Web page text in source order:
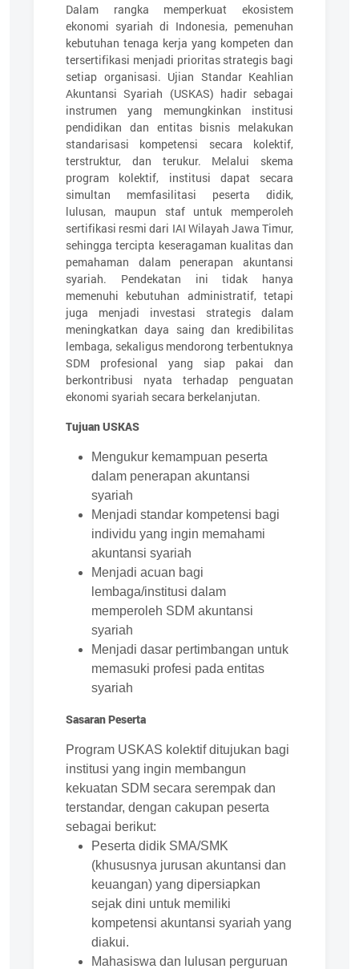
Dalam rangka memperkuat ekosistem
ekonomi syariah di Indonesia, pemenuhan
kebutuhan tenaga kerja yang kompeten dan
tersertifikasi menjadi prioritas strategis bagi
setiap organisasi. Ujian Standar Keahlian
Akuntansi Syariah (USKAS) hadir sebagai
instrumen yang memungkinkan institusi
pendidikan dan entitas bisnis melakukan
standarisasi kompetensi secara kolektif,
terstruktur, dan terukur. Melalui skema
program kolektif, institusi dapat secara
simultan memfasilitasi peserta didik,
lulusan, maupun staf untuk memperoleh
sertifikasi resmi dari IAI Wilayah Jawa Timur,
sehingga tercipta keseragaman kualitas dan
pemahaman dalam penerapan akuntansi
syariah. Pendekatan ini tidak hanya
memenuhi kebutuhan administratif, tetapi
juga menjadi investasi strategis dalam
meningkatkan daya saing dan kredibilitas
lembaga, sekaligus mendorong terbentuknya
SDM profesional yang siap pakai dan
berkontribusi nyata terhadap penguatan
ekonomi syariah secara berkelanjutan.
Tujuan USKAS
Mengukur kemampuan peserta
dalam penerapan akuntansi
syariah
Menjadi standar kompetensi bagi
individu yang ingin memahami
akuntansi syariah
Menjadi acuan bagi
lembaga/institusi dalam
memperoleh SDM akuntansi
syariah
Menjadi dasar pertimbangan untuk
memasuki profesi pada entitas
syariah
Sasaran Peserta
Program USKAS kolektif ditujukan bagi
institusi yang ingin membangun
kekuatan SDM secara serempak dan
terstandar, dengan cakupan peserta
sebagai berikut:
Peserta didik SMA/SMK
(khususnya jurusan akuntansi dan
keuangan) yang dipersiapkan
sejak dini untuk memiliki
kompetensi akuntansi syariah yang
diakui.
Mahasiswa dan lulusan perguruan